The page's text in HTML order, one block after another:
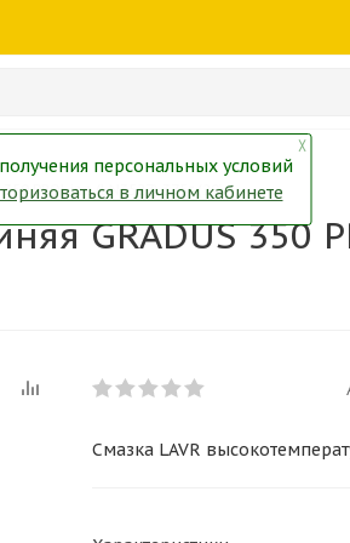
PROLine (LN3527) 375г (20)
GRADUS 350
Смазка LAVR
╳
персональных условий
в личном кабинете